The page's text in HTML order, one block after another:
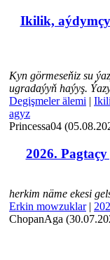
Ikilik,
Kyn görmeseňiz su
ugradaýyň haýyş.
Degişmeler älemi |
agyz
Princessa04
2026.
herkim näme ekesi
Erkin mowzuklar|
ChopanAga